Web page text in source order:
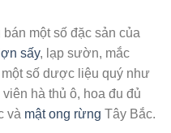
bán một số đặc sản của
sấy, lạp sườn, mắc
số dược liệu quý như
hà thủ ô, hoa đu đủ
và mật ong rừng Tây Bắc.